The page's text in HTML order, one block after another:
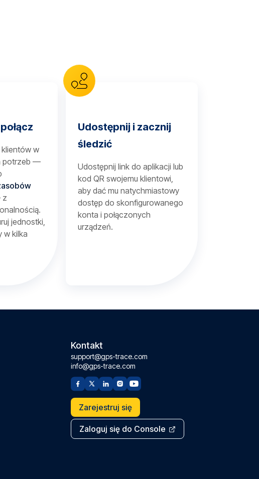
w
potrzeb —
jednostki,
w kilka
Udostępnij i zacznij
śledzić
Udostępnij link do aplikacji lub
kod QR swojemu klientowi,
aby dać mu natychmiastowy
dostęp do skonfigurowanego
konta i połączonych
urządzeń.
Kontakt
support@gps-trace.com
info@gps-trace.com
Zarejestruj się
Zaloguj się do Console